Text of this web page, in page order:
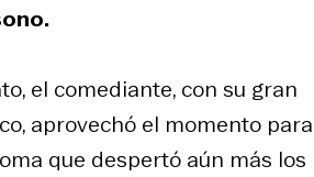
el comediante, con su gran
aprovechó el momento para
que despertó aún más los